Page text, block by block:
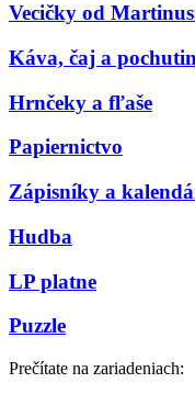
Vecičky od
Káva, čaj a
Hrnčeky a fľaše
Papiernictvo
Zápisníky a
Hudba
LP platne
Puzzle
Prečítate na zariadeniach: